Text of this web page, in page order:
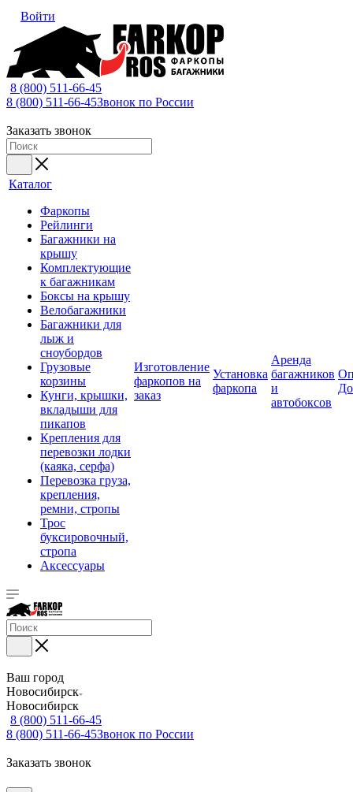
Войти
8 (800) 511-66-45
8 (800) 511-66-45Звонок по России
Заказать звонок
Каталог
Фаркопы
Рейлинги
Багажники на
крышу
Комплектующие
к багажникам
Боксы на крышу
Велобагажники
Багажники для
лыж и
сноубордов
Грузовые
корзины
Кунги, крышки,
вкладыши для
пикапов
Крепления для
перевозки лодки
(каяка, серфа)
Перевозка груза,
крепления,
ремни, стропы
Трос
буксировочный,
стропа
Аксессуары
Изготовление
фаркопов на
заказ
Установка
фаркопа
Аренда
багажников
и
автобоксов
Ваш город
Новосибирск
Новосибирск
8 (800) 511-66-45
8 (800) 511-66-45Звонок по России
Заказать звонок